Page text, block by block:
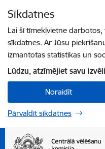
Sīkdatnes
Lai šī tīmekļvietne
sīkdatnes. Ar Jūsu
izmantotas statistikas un
Lūdzu, atzīmējiet savu
Noraidīt
Pārvaldīt sīkdatnes